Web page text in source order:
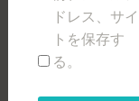
ドレス、サイ
トを保存す
る。